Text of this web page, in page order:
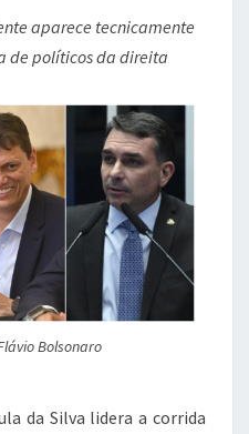
it
r
at
s
A
p
e
gr
a
m
aparece tecnicamente
de políticos da direita
Bolsonaro
da Silva lidera a corrida